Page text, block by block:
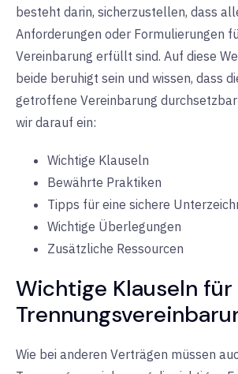
besteht darin, sicherzustellen, dass
Anforderungen oder Formulierungen
Vereinbarung erfüllt sind. Auf diese
beide beruhigt sein und wissen, dass
getroffene Vereinbarung
wir darauf ein:
Wichtige Klauseln
Bewährte Praktiken
Tipps für eine sichere
Wichtige Überlegungen
Zusätzliche Ressourcen
Wichtige Klauseln für
Wie bei anderen Verträgen müssen